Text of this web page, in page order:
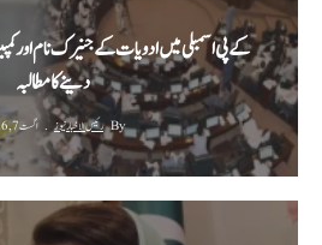
کے پی اسمبلی میں ادویات کے جنیرک نام اور
دینے کا مطالبہ
By رئیس الاخبار نیوز اگست 7, 2026